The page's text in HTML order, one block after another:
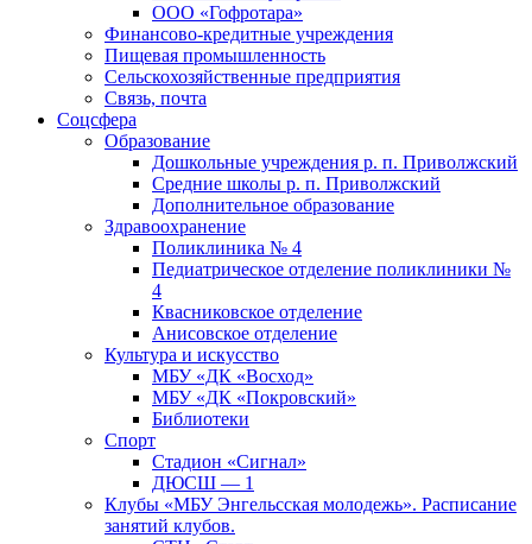
ООО «Гофротара»
Финансово-кредитные учреждения
Пищевая промышленность
Сельскохозяйственные предприятия
Связь, почта
Соцсфера
Образование
Дошкольные учреждения р. п. Приволжский
Средние школы р. п. Приволжский
Дополнительное образование
Здравоохранение
Поликлиника № 4
Педиатрическое отделение поликлиники №
4
Квасниковское отделение
Анисовское отделение
Культура и искусство
МБУ «ДК «Восход»
МБУ «ДК «Покровский»
Библиотеки
Спорт
Стадион «Сигнал»
ДЮСШ — 1
Клубы «МБУ Энгельсская молодежь». Расписание
занятий клубов.